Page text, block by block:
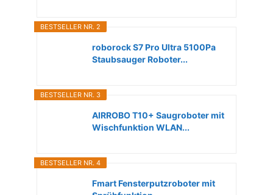
BESTSELLER NR. 2
roborock S7 Pro Ultra 5100Pa
Staubsauger Roboter...
BESTSELLER NR. 3
AIRROBO T10+ Saugroboter mit
Wischfunktion WLAN...
BESTSELLER NR. 4
Fmart Fensterputzroboter mit